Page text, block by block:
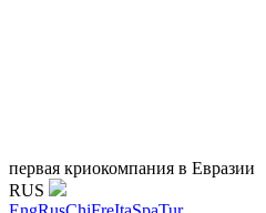
первая криокомпания в Евразии
RUS